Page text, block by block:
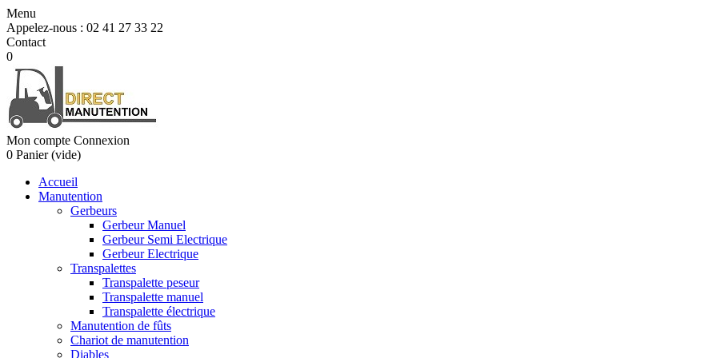
Menu
Appelez-nous : 02 41 27 33 22
Contact
0
Mon compte Connexion
0 Panier (vide)
Accueil
Manutention
Gerbeurs
Gerbeur Manuel
Gerbeur Semi Electrique
Gerbeur Electrique
Transpalettes
Transpalette peseur
Transpalette manuel
Transpalette électrique
Manutention de fûts
Chariot de manutention
Diables